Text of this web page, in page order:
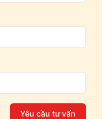
Yêu cầu tư vấn